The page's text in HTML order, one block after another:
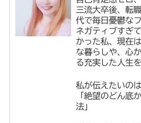
三流大卒後、
代で毎日憂鬱な
ネガティブすぎ
かった私、現在
な暮らしや、心
る充実した人生
私が伝えたいのは
「絶望のどん底
法」